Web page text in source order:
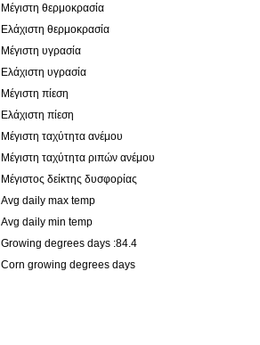
Μέγιστη θερμοκρασία
Ελάχιστη θερμοκρασία
Μέγιστη υγρασία
Ελάχιστη υγρασία
Μέγιστη πίεση
Ελάχιστη πίεση
Μέγιστη ταχύτητα ανέμου
Μέγιστη ταχύτητα ριπών ανέμου
Μέγιστος δείκτης δυσφορίας
Avg daily max temp
Avg daily min temp
Growing degrees days :84.4
Corn growing degrees days